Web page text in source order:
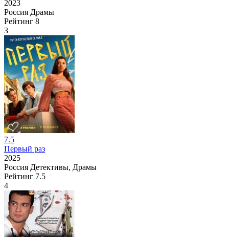
2023
Россия Драмы
Рейтинг 8
3
7.5
Первый раз
2025
Россия Детективы, Драмы
Рейтинг 7.5
4